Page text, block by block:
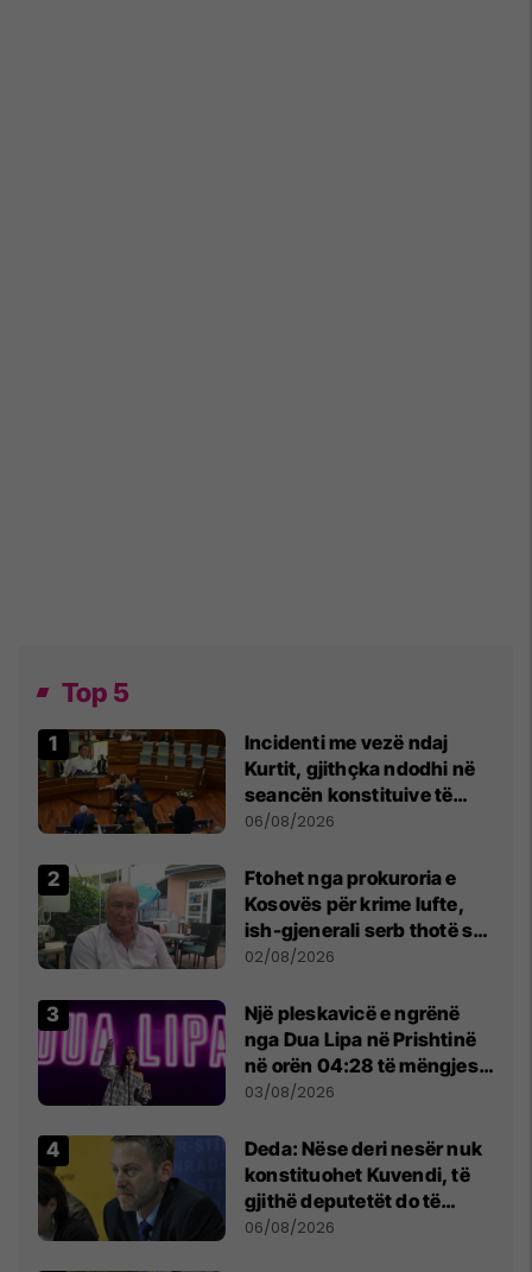
Top 5
Incidenti me vezë ndaj
Kurtit, gjithçka ndodhi në
seancën konstituive të
Kuvendit
06/08/2026
Ftohet nga prokuroria e
Kosovës për krime lufte,
ish-gjenerali serb thotë se
dikush e tradhtoi në
02/08/2026
Një pleskavicë e ngrënë
nga Dua Lipa në Prishtinë
në orën 04:28 të mëngjesit
- dhe bota digjitale serbe
03/08/2026
Deda: Nëse deri nesër nuk
konstituohet Kuvendi, të
gjithë deputetët do të
bëjnë shkelje të rëndë
06/08/2026